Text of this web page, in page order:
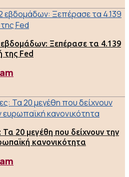
Ξεπέρασε τα 4.139
της Fed
Τα 20 μεγέθη που δείχνουν την
κανονικότητα